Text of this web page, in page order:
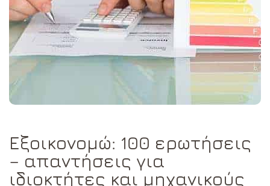
Εξοικονομώ: 100 ερωτήσεις
– απαντήσεις για
ιδιοκτήτες και μηχανικούς